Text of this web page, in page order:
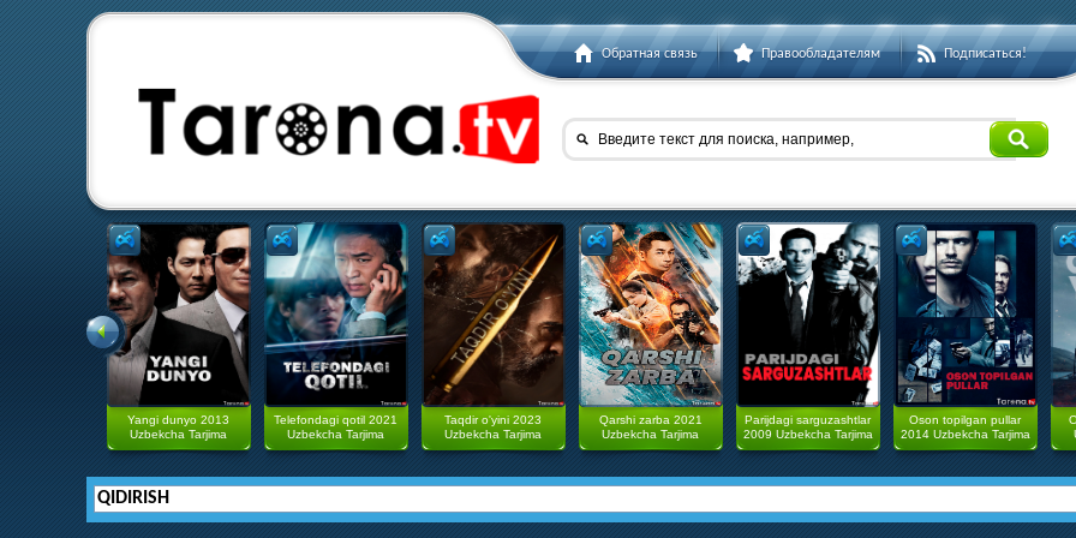
Обратная связь Правообладателям Подписаться!
Введите текст для поиска, например,
Yangi dunyo 2013
Uzbekcha Tarjima
Telefondagi qotil 2021
Uzbekcha Tarjima
Taqdir o'yini 2023
Uzbekcha Tarjima
Qarshi zarba 2021
Uzbekcha Tarjima
Parijdagi sarguzashtlar
2009 Uzbekcha Tarjima
Oson topilgan pullar
2014 Uzbekcha Tarjima